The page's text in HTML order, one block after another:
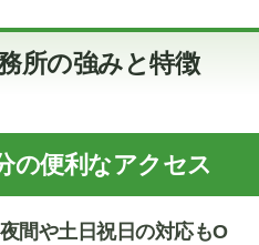
所の強みと特徴
の便利なアクセス
間や土日祝日の対応もO